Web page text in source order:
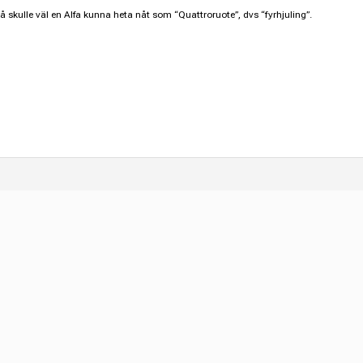
skulle väl en Alfa kunna heta nåt som “Quattroruote”, dvs “fyrhjuling”.